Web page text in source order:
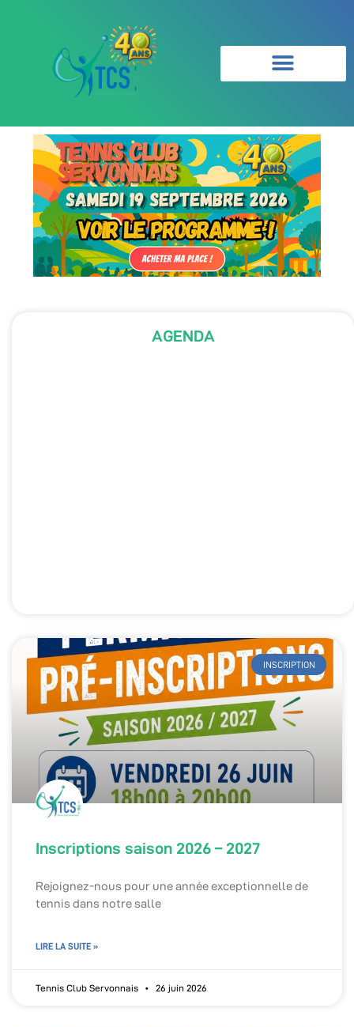
AGENDA
INSCRIPTION
Inscriptions saison 2026 – 2027
Rejoignez-nous pour une année exceptionnelle de
tennis dans notre salle
LIRE LA SUITE »
Tennis Club Servonnais 26 juin 2026